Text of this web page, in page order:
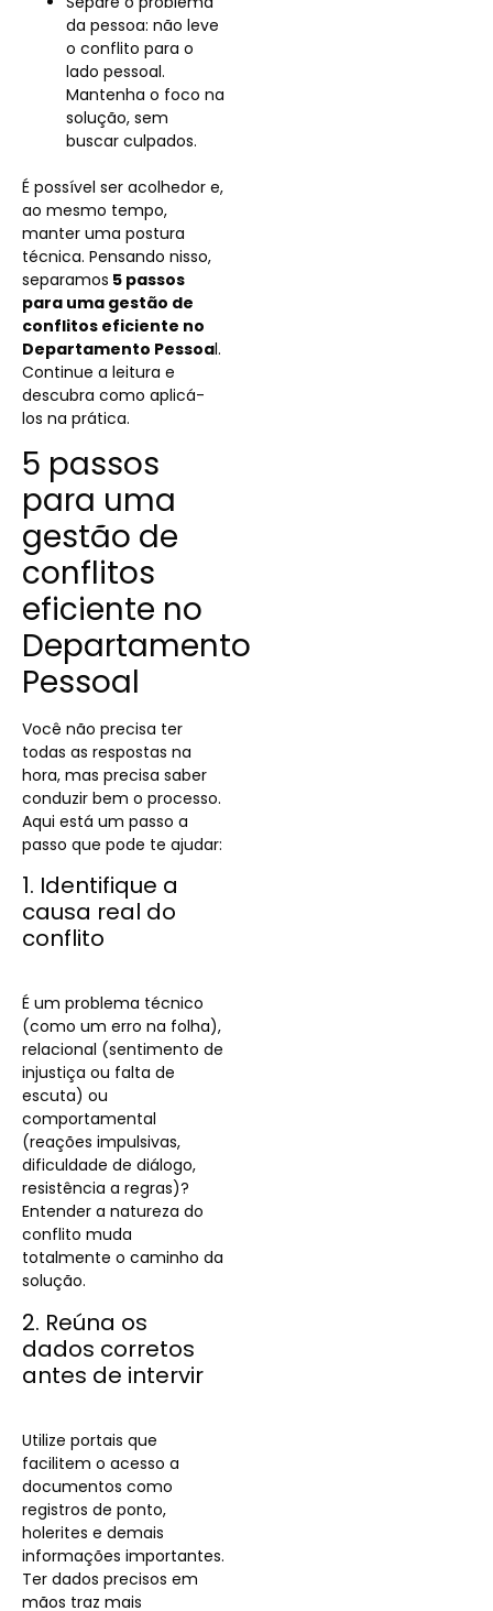
da pessoa: não leve
o conflito para o
lado pessoal.
Mantenha o foco na
solução, sem
buscar culpados.
É possível ser acolhedor e,
ao mesmo tempo,
manter uma postura
técnica. Pensando nisso,
separamos 5 passos
para uma gestão de
conflitos eficiente no
Departamento Pessoal.
Continue a leitura e
descubra como aplicá-
los na prática.
5 passos
para uma
gestão de
conflitos
eficiente no
Departamento
Pessoal
Você não precisa ter
todas as respostas na
hora, mas precisa saber
conduzir bem o processo.
Aqui está um passo a
passo que pode te ajudar:
1. Identifique a
causa real do
conflito
É um problema técnico
(como um erro na folha),
relacional (sentimento de
injustiça ou falta de
escuta) ou
comportamental
(reações impulsivas,
dificuldade de diálogo,
resistência a regras)?
Entender a natureza do
conflito muda
totalmente o caminho da
solução.
2. Reúna os
dados corretos
antes de intervir
Utilize portais que
facilitem o acesso a
documentos como
registros de ponto,
holerites e demais
informações importantes.
Ter dados precisos em
mãos traz mais